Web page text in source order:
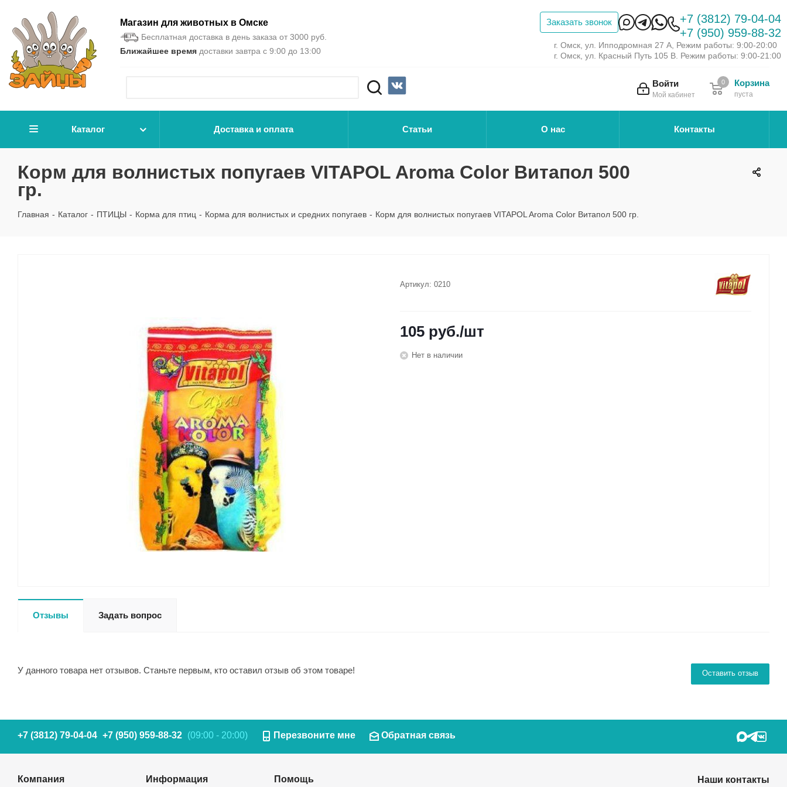
Магазин для животных в Омске
Бесплатная доставка в день заказа от 3000 руб.
Ближайшее время доставки завтра с 9:00 до 13:00
Заказать звонок
+7 (3812) 79-04-04
+7 (950) 959-88-32
г. Омск, ул. Ипподромная 27 А, Режим работы: 9:00-20:00
г. Омск, ул. Красный Путь 105 В. Режим работы: 9:00-21:00
Войти
Мой кабинет
Корзина
пуста
0
Каталог Доставка и оплата Статьи О нас Контакты
Корм для волнистых попугаев VITAPOL Aroma Color Витапол 500
гр.
Главная - Каталог - ПТИЦЫ - Корма для птиц - Корма для волнистых и средних попугаев - Корм для волнистых попугаев VITAPOL Aroma Color Витапол 500 гр.
Артикул: 0210
105 руб./шт
Нет в наличии
Отзывы Задать вопрос
Оставить отзыв
У данного товара нет отзывов. Станьте первым, кто оставил отзыв об этом товаре!
+7 (3812) 79-04-04 +7 (950) 959-88-32 (09:00 - 20:00) Перезвоните мне Обратная связь
Компания Информация Помощь Наши контакты